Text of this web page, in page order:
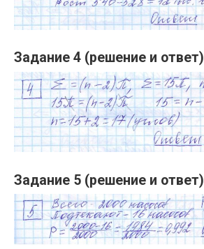
Задание 4 (решение и ответ)
Задание 5 (решение и ответ)